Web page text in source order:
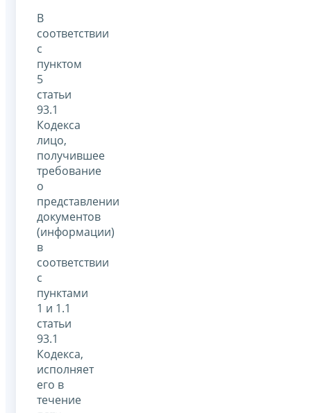
В
соответствии
с
пунктом
5
статьи
93.1
Кодекса
лицо,
получившее
требование
о
представлении
документов
(информации)
в
соответствии
с
пунктами
1 и 1.1
статьи
93.1
Кодекса,
исполняет
его в
течение